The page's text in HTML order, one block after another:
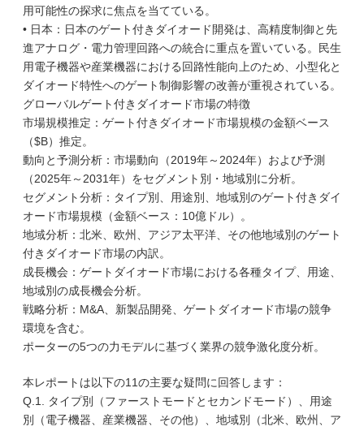
用可能性の探求に焦点を当てている。
• 日本：日本のゲート付きダイオード開発は、高精度制御と先
進アナログ・電力管理回路への統合に重点を置いている。民生
用電子機器や産業機器における回路性能向上のため、小型化と
ダイオード特性へのゲート制御影響の改善が重視されている。
グローバルゲート付きダイオード市場の特徴
市場規模推定：ゲート付きダイオード市場規模の金額ベース
（$B）推定。
動向と予測分析：市場動向（2019年～2024年）および予測
（2025年～2031年）をセグメント別・地域別に分析。
セグメント分析：タイプ別、用途別、地域別のゲート付きダイ
オード市場規模（金額ベース：10億ドル）。
地域分析：北米、欧州、アジア太平洋、その他地域別のゲート
付きダイオード市場の内訳。
成長機会：ゲートダイオード市場における各種タイプ、用途、
地域別の成長機会分析。
戦略分析：M&A、新製品開発、ゲートダイオード市場の競争
環境を含む。
ポーターの5つの力モデルに基づく業界の競争激化度分析。
本レポートは以下の11の主要な疑問に回答します：
Q.1. タイプ別（ファーストモードとセカンドモード）、用途
別（電子機器、産業機器、その他）、地域別（北米、欧州、ア